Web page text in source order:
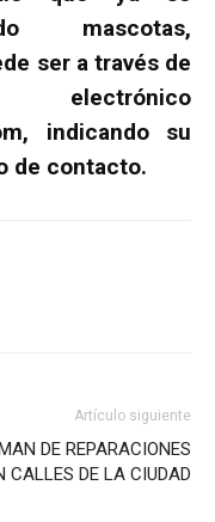
mascotas,
ser a través de
, indicando su
de contacto.
Artículo siguiente
DE REPARACIONES
CALLES DE LA CIUDAD